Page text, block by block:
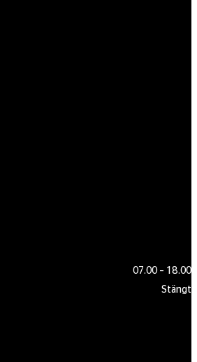
07.00 – 18.00
Stängt